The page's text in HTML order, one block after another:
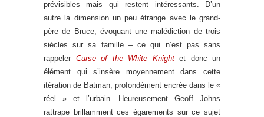
prévisibles mais qui restent intéressants. D’un
autre la dimension un peu étrange avec le grand-
père de Bruce, évoquant une malédiction de trois
siècles sur sa famille – ce qui n’est pas sans
rappeler Curse of the White Knightet donc un
élément qui s’insère moyennement dans cette
itération de Batman, profondément encrée dans le «
réel » et l’urbain. Heureusement Geoff Johns
rattrape brillamment ces égarements sur ce sujet